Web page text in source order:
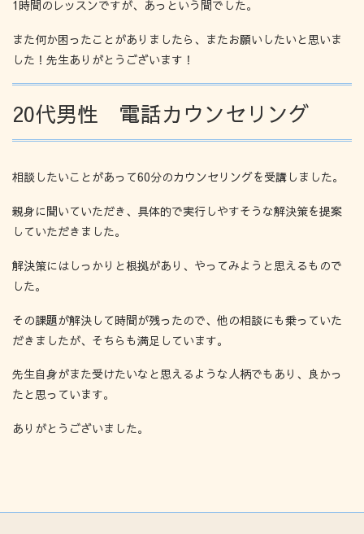
1時間のレッスンですが、あっという間でした。
また何か困ったことがありましたら、またお願いしたいと思いま
した！先生ありがとうございます！
20代男性 電話カウンセリング
相談したいことがあって60分のカウンセリングを受講しました。
親身に聞いていただき、具体的で実行しやすそうな解決策を提案
していただきました。
解決策にはしっかりと根拠があり、やってみようと思えるもので
した。
その課題が解決して時間が残ったので、他の相談にも乗っていた
だきましたが、そちらも満足しています。
先生自身がまた受けたいなと思えるような人柄でもあり、良かっ
たと思っています。
ありがとうございました。